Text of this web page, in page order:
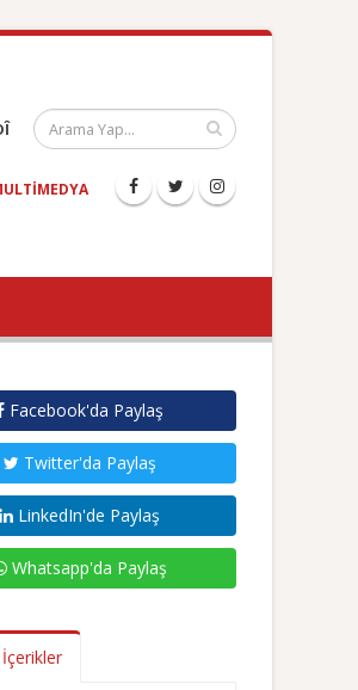
Facebook'da Paylaş
Twitter'da Paylaş
LinkedIn'de Paylaş
Whatsapp'da Paylaş